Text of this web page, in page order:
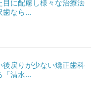
目に配慮し様々な治療法
歯なら...
後戻りが少ない矯正歯科
「清水...